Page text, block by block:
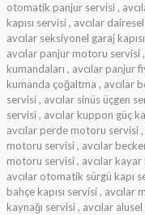
otomatik panjur servisi ,
kapısı servisi , avcılar
avcılar seksiyonel garaj
avcılar panjur motoru servisi ,
kumandaları , avcılar panjur
kumanda çoğaltma , avcılar
servisi , avcılar sinüs üçgen
servisi , avcılar kuppon güç
avcılar perde motoru servisi
motoru servisi , avcılar
motoru servisi , avcılar kayar
avcılar otomatik sürgü kapı
bahçe kapısı servisi ,
kaynağı servisi , avcılar